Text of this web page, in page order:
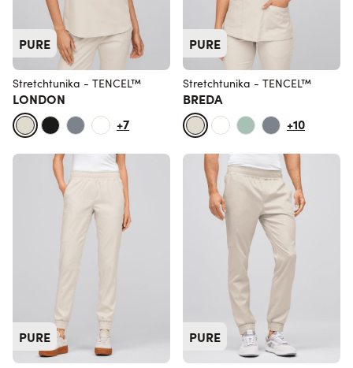
PURE
Stretchtunika - TENCEL™
LONDON
+7
PURE
Stretchtunika - TENCEL™
BREDA
+10
PURE PURE